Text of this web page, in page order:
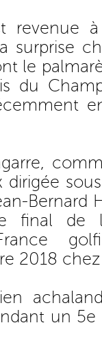
revenue
surprise
le
du
dirigée
Bernard
final de
2018
un